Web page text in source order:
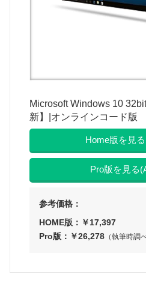
Microsoft Windows 10
新】|オンラインコード版
Home版を見
Pro版を見る
参考価格：
HOME版：￥17,397
Pro版：￥26,278 （執筆時調